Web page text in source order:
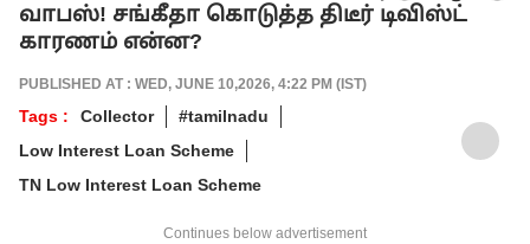
வாபஸ்! சங்கீதா கொடுத்த திடீர் டிவிஸ்ட்
காரணம் என்ன?
PUBLISHED AT : WED, JUNE 10,2026, 4:22 PM (IST)
Tags : Collector
#tamilnadu
Low Interest Loan Scheme
TN Low Interest Loan Scheme
Continues below advertisement